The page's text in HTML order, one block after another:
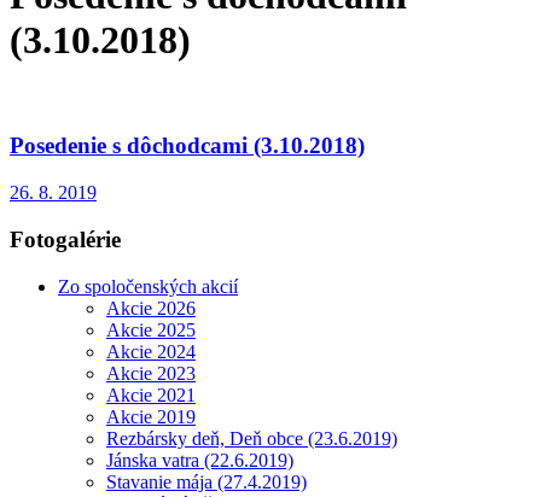
(3.10.2018)
Posedenie s dôchodcami (3.10.2018)
26. 8. 2019
Fotogalérie
Zo spoločenských akcií
Akcie 2026
Akcie 2025
Akcie 2024
Akcie 2023
Akcie 2021
Akcie 2019
Rezbársky deň, Deň obce (23.6.2019)
Jánska vatra (22.6.2019)
Stavanie mája (27.4.2019)